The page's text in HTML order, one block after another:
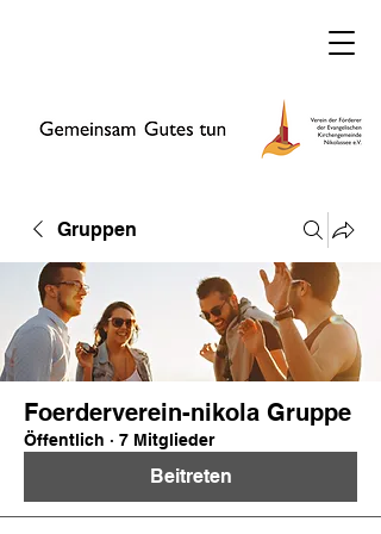
Gruppen
Foerderverein-nikola Gruppe
Öffentlich · 7 Mitglieder
Beitreten